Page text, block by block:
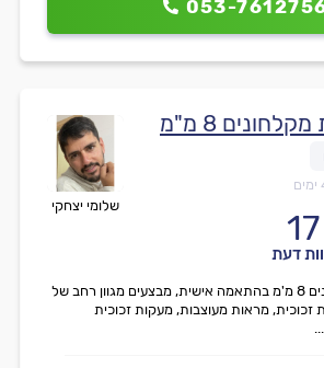
053-
שלומי יצחקי
8 מ"מ
17
דעת
עולם מזכוכית מקלחונים 8 מ'מ בהתאמה אישית, מבצעים מגוון רחב של
זכוכית, מראות מעוצבות, מעקות זכוכית